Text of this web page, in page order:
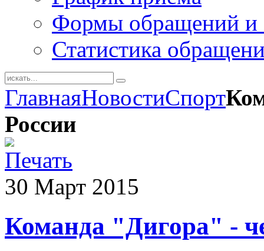
Формы обращений и
Статистика
ГлавнаяНовостиСпорт
России
30 Март 2015
Команда "Дигора" -